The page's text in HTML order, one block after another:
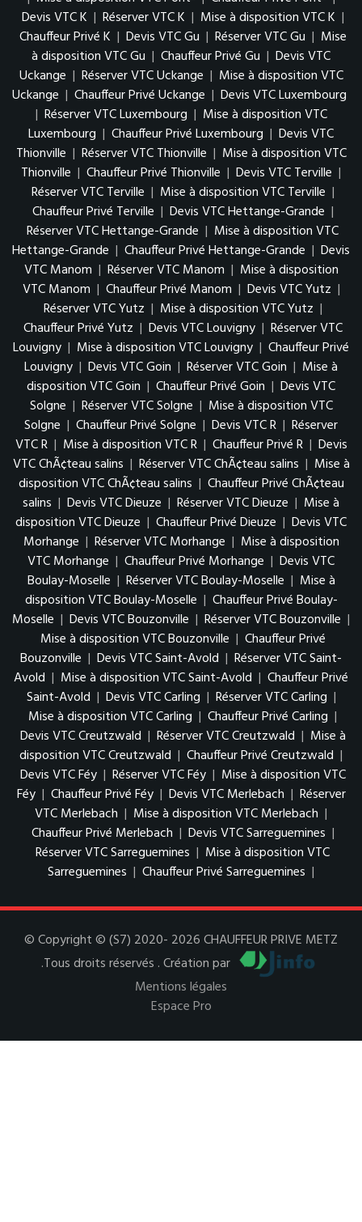
Devis VTC K | Réserver VTC K | Mise à disposition VTC K |
Chauffeur Privé K | Devis VTC Gu | Réserver VTC Gu | Mise
à disposition VTC Gu | Chauffeur Privé Gu | Devis VTC
Uckange | Réserver VTC Uckange | Mise à disposition VTC
Uckange | Chauffeur Privé Uckange | Devis VTC Luxembourg
| Réserver VTC Luxembourg | Mise à disposition VTC
Luxembourg | Chauffeur Privé Luxembourg | Devis VTC
Thionville | Réserver VTC Thionville | Mise à disposition VTC
Thionville | Chauffeur Privé Thionville | Devis VTC Terville |
Réserver VTC Terville | Mise à disposition VTC Terville |
Chauffeur Privé Terville | Devis VTC Hettange-Grande |
Réserver VTC Hettange-Grande | Mise à disposition VTC
Hettange-Grande | Chauffeur Privé Hettange-Grande | Devis
VTC Manom | Réserver VTC Manom | Mise à disposition
VTC Manom | Chauffeur Privé Manom | Devis VTC Yutz |
Réserver VTC Yutz | Mise à disposition VTC Yutz |
Chauffeur Privé Yutz | Devis VTC Louvigny | Réserver VTC
Louvigny | Mise à disposition VTC Louvigny | Chauffeur Privé
Louvigny | Devis VTC Goin | Réserver VTC Goin | Mise à
disposition VTC Goin | Chauffeur Privé Goin | Devis VTC
Solgne | Réserver VTC Solgne | Mise à disposition VTC
Solgne | Chauffeur Privé Solgne | Devis VTC R | Réserver
VTC R | Mise à disposition VTC R | Chauffeur Privé R | Devis
VTC ChÃ¢teau salins | Réserver VTC ChÃ¢teau salins | Mise à
disposition VTC ChÃ¢teau salins | Chauffeur Privé ChÃ¢teau
salins | Devis VTC Dieuze | Réserver VTC Dieuze | Mise à
disposition VTC Dieuze | Chauffeur Privé Dieuze | Devis VTC
Morhange | Réserver VTC Morhange | Mise à disposition
VTC Morhange | Chauffeur Privé Morhange | Devis VTC
Boulay-Moselle | Réserver VTC Boulay-Moselle | Mise à
disposition VTC Boulay-Moselle | Chauffeur Privé Boulay-
Moselle | Devis VTC Bouzonville | Réserver VTC Bouzonville |
Mise à disposition VTC Bouzonville | Chauffeur Privé
Bouzonville | Devis VTC Saint-Avold | Réserver VTC Saint-
Avold | Mise à disposition VTC Saint-Avold | Chauffeur Privé
Saint-Avold | Devis VTC Carling | Réserver VTC Carling |
Mise à disposition VTC Carling | Chauffeur Privé Carling |
Devis VTC Creutzwald | Réserver VTC Creutzwald | Mise à
disposition VTC Creutzwald | Chauffeur Privé Creutzwald |
Devis VTC Féy | Réserver VTC Féy | Mise à disposition VTC
Féy | Chauffeur Privé Féy | Devis VTC Merlebach | Réserver
VTC Merlebach | Mise à disposition VTC Merlebach |
Chauffeur Privé Merlebach | Devis VTC Sarreguemines |
Réserver VTC Sarreguemines | Mise à disposition VTC
Sarreguemines | Chauffeur Privé Sarreguemines |
© Copyright © (S7) 2020- 2026 CHAUFFEUR PRIVE METZ
.Tous droits réservés . Création par
Mentions légales
Espace Pro